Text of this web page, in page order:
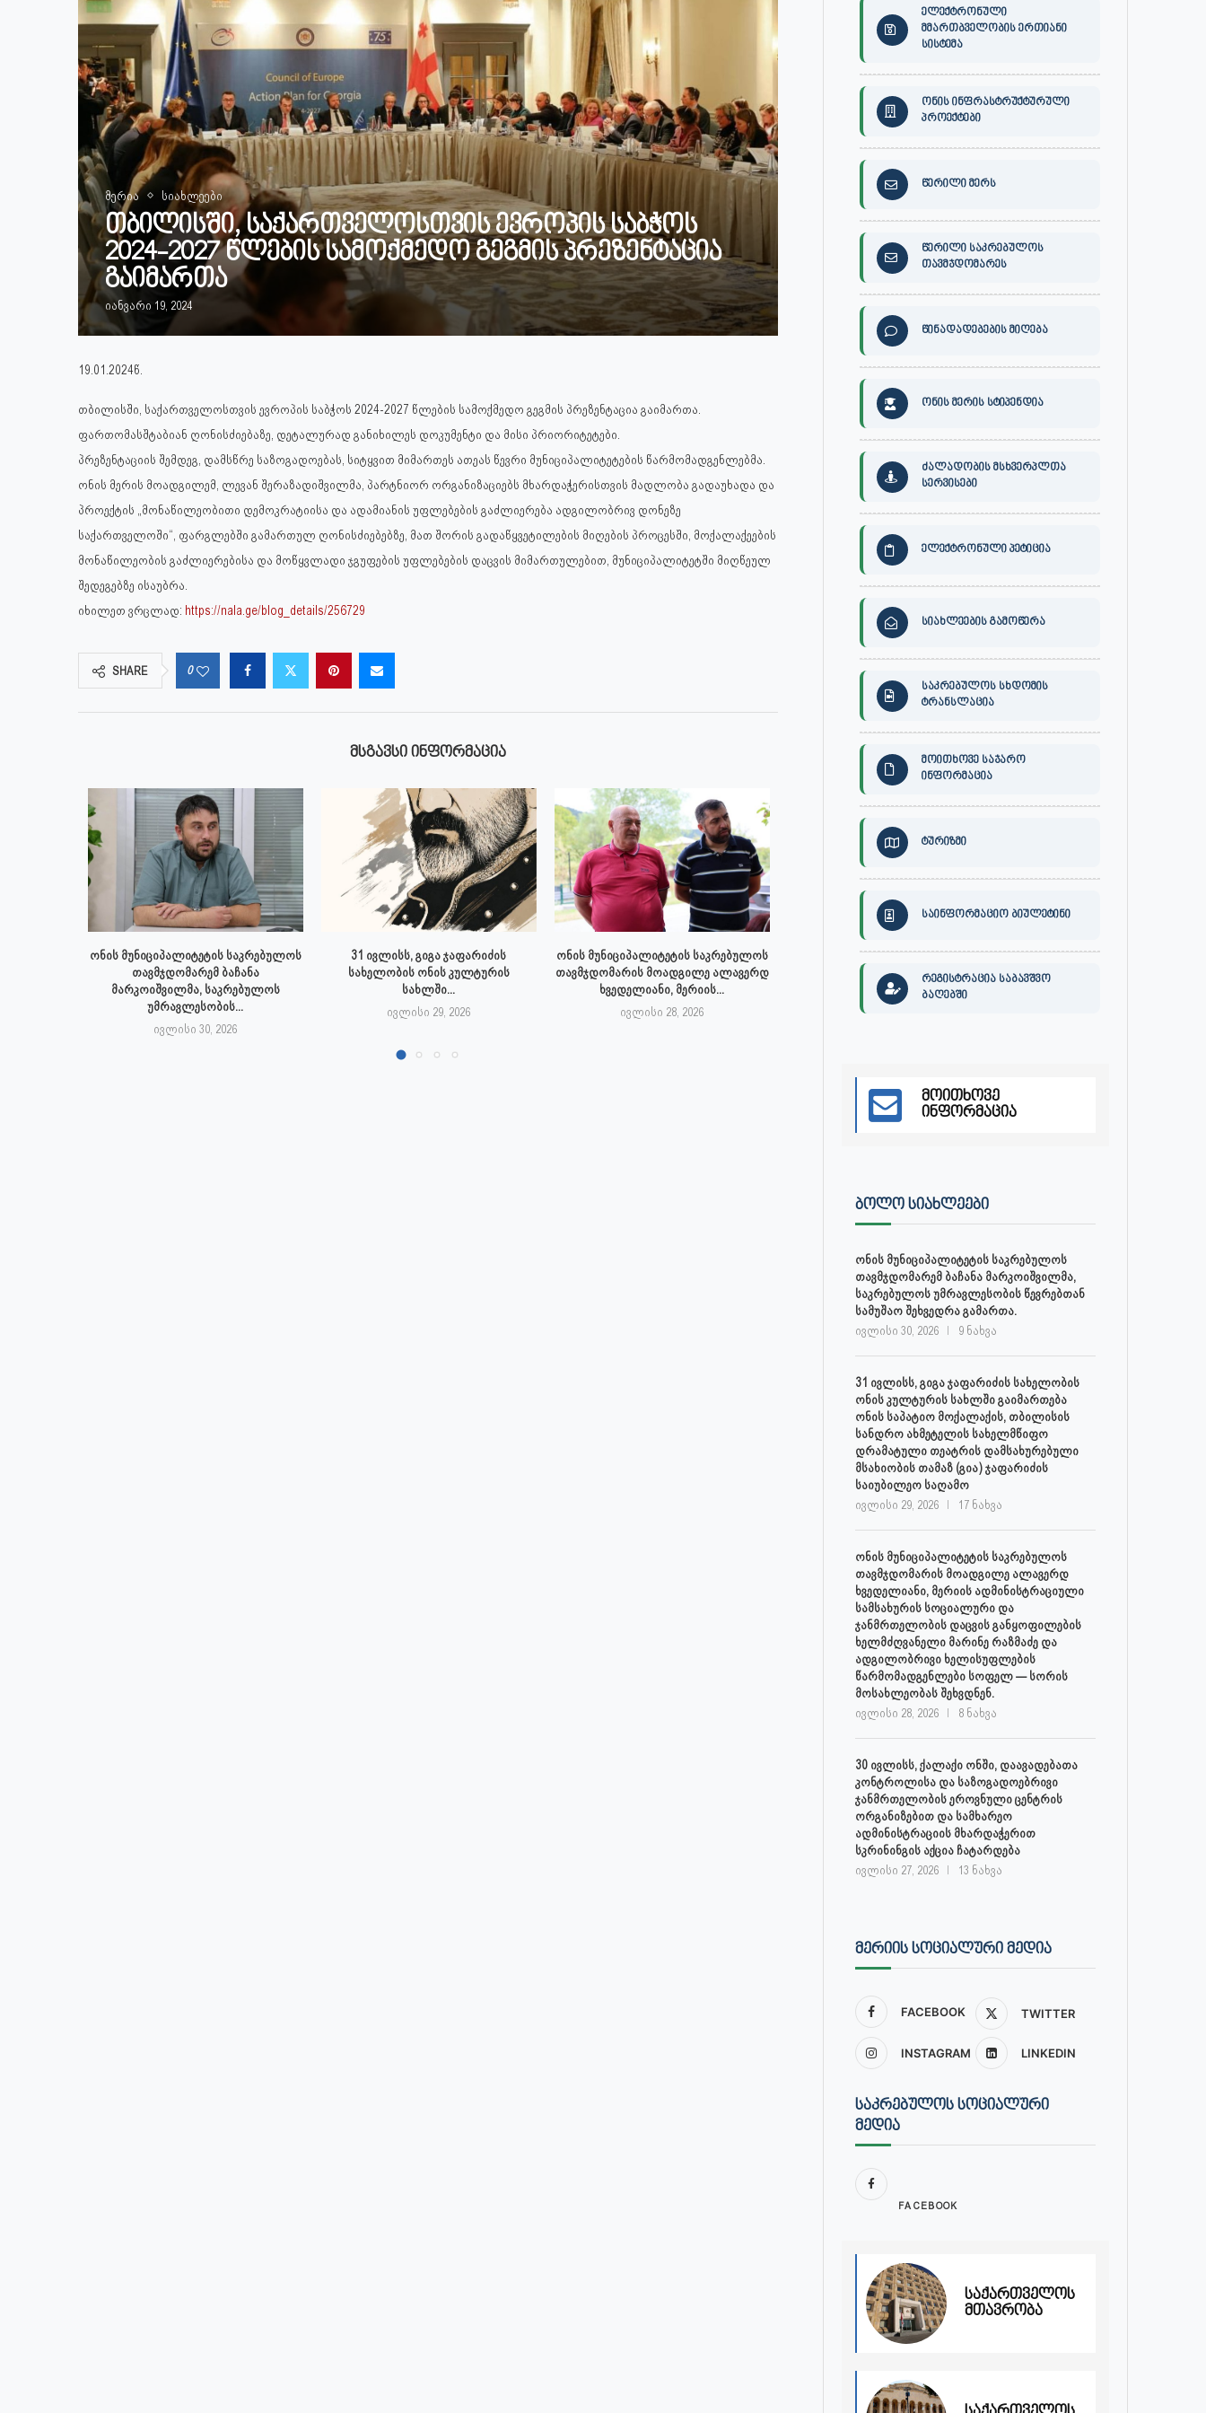
მერია სიახლეები
თბილისში, საქართველოსთვის ევროპის საბჭოს
2024-2027 წლების სამოქმედო გეგმის პრეზენტაცია
გაიმართა
იანვარი 19, 2024
19.01.2024წ.
თბილისში, საქართველოსთვის ევროპის საბჭოს 2024-2027 წლების სამოქმედო გეგმის პრეზენტაცია გაიმართა.
ფართომასშტაბიან ღონისძიებაზე, დეტალურად განიხილეს დოკუმენტი და მისი პრიორიტეტები.
პრეზენტაციის შემდეგ, დამსწრე საზოგადოებას, სიტყვით მიმართეს ათეას წევრი მუნიციპალიტეტების წარმომადგენლებმა.
ონის მერის მოადგილემ, ლევან შერაზადიშვილმა, პარტნიორ ორგანიზაციებს მხარდაჭერისთვის მადლობა გადაუხადა და
პროექტის „მონაწილეობითი დემოკრატიისა და ადამიანის უფლებების გაძლიერება ადგილობრივ დონეზე
საქართველოში“, ფარგლებში გამართულ ღონისძიებებზე, მათ შორის გადაწყვეტილების მიღების პროცესში, მოქალაქეების
მონაწილეობის გაძლიერებისა და მოწყვლადი ჯგუფების უფლებების დაცვის მიმართულებით, მუნიციპალიტეტში მიღწეულ
შედეგებზე ისაუბრა.
იხილეთ ვრცლად: https://nala.ge/blog_details/256729
SHARE 0
ᲛᲡᲒᲐᲕᲡᲘ ᲘᲜᲤᲝᲠᲛᲐᲪᲘᲐ
ონის მუნიციპალიტეტის საკრებულოს
თავმჯდომარემ ბაჩანა
მარკოიშვილმა, საკრებულოს
უმრავლესობის...
ივლისი 30, 2026
31 ივლისს, გიგა ჯაფარიძის
სახელობის ონის კულტურის
სახლში...
ივლისი 29, 2026
ონის მუნიციპალიტეტის საკრებულოს
თავმჯდომარის მოადგილე ალავერდ
ხვედელიანი, მერიის...
ივლისი 28, 2026
30 ივლისს, ქალაქი ონში,
დაავადებათა კონტროლისა და
საზოგადოებრივი...
ივლისი 27, 2026
ონის მუნიციპალიტეტის მერმა
ლობჟანიძემ სამუშაო
ელექტრონული
მმართბველობის ერთიანი
სისტემა
ონის ინფრასტრუქტურული
პროექტები
წერილი მერს
წერილი საკრებულოს
თავმჯდომარეს
წინადადებების მიღება
ონის მერის სტიპენდია
ძალადობის მსხვერპლთა
სერვისები
ელექტრონული პეტიცია
სიახლეების გამოწერა
საკრებულოს სხდომის
ტრანსლაცია
მოითხოვე საჯარო
ინფორმაცია
ტურიზმი
საინფორმაციო ბიულეტინი
რეგისტრაცია საბავშვო
ბაღებში
მოითხოვე
ინფორმაცია
ᲑᲝᲚᲝ ᲡᲘᲐᲮᲚᲔᲔᲑᲘ
ონის მუნიციპალიტეტის საკრებულოს
თავმჯდომარემ ბაჩანა მარკოიშვილმა,
საკრებულოს უმრავლესობის წევრებთან
სამუშაო შეხვედრა გამართა.
ივლისი 30, 2026 9 ნახვა
31 ივლისს, გიგა ჯაფარიძის სახელობის
ონის კულტურის სახლში გაიმართება
ონის საპატიო მოქალაქის, თბილისის
სანდრო ახმეტელის სახელმწიფო
დრამატული თეატრის დამსახურებული
მსახიობის თამაზ (გია) ჯაფარიძის
საიუბილეო საღამო
ივლისი 29, 2026 17 ნახვა
ონის მუნიციპალიტეტის საკრებულოს
თავმჯდომარის მოადგილე ალავერდ
ხვედელიანი, მერიის ადმინისტრაციული
სამსახურის სოციალური და
ჯანმრთელობის დაცვის განყოფილების
ხელმძღვანელი მარინე რაზმაძე და
ადგილობრივი ხელისუფლების
წარმომადგენლები სოფელ — სორის
მოსახლეობას შეხვდნენ.
ივლისი 28, 2026 8 ნახვა
30 ივლისს, ქალაქი ონში, დაავადებათა
კონტროლისა და საზოგადოებრივი
ჯანმრთელობის ეროვნული ცენტრის
ორგანიზებით და სამხარეო
ადმინისტრაციის მხარდაჭერით
სკრინინგის აქცია ჩატარდება
ივლისი 27, 2026 13 ნახვა
ᲛᲔᲠᲘᲘᲡ ᲡᲝᲪᲘᲐᲚᲣᲠᲘ ᲛᲔᲓᲘᲐ
FACEBOOK TWITTER
INSTAGRAM LINKEDIN
ᲡᲐᲙᲠᲔᲑᲣᲚᲝᲡ ᲡᲝᲪᲘᲐᲚᲣᲠᲘ
ᲛᲔᲓᲘᲐ
FACEBOOK
საქართველოს
მთავრობა